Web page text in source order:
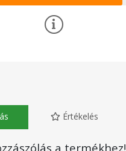
Értékelés
a termékhez!